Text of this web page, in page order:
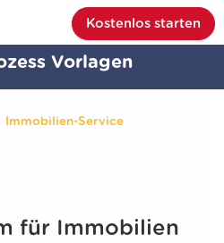
Kostenlos starten
Vorlagen
Immobilien-Service
für Immobilien